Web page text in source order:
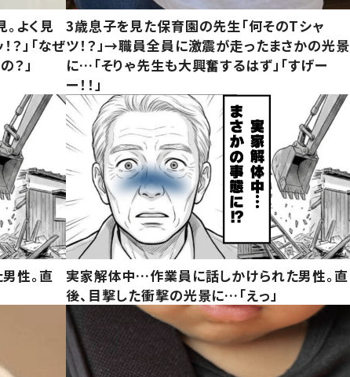
よく見
」「なぜ
？」
3歳息子を見た保育園の先生「何そのTシャ
ツ！？」→職員全員に激震が走ったまさかの光景
に…「そりゃ先生も大興奮するはず」「すげー
ー！！」
性。直
実家解体中…作業員に話しかけられた男性。直
後、目撃した衝撃の光景に…「えっ」